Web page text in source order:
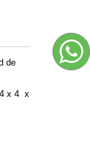
de
4 x 4 x